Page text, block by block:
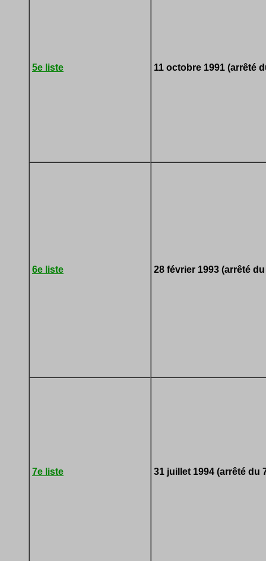
5e liste 11 octobre 1991 (arrêté
6e liste 28 février 1993 (arrêté
7e liste 31 juillet 1994 (arrêté du